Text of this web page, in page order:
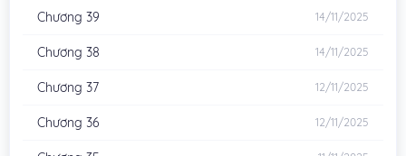
Chương 39 14/11/2025
Chương 38 14/11/2025
Chương 37 12/11/2025
Chương 36 12/11/2025